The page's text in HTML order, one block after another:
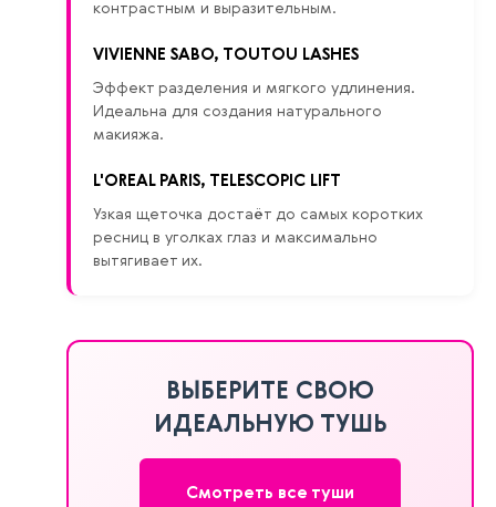
контрастным и выразительным.
VIVIENNE SABO, TOUTOU LASHES
Эффект разделения и мягкого удлинения.
Идеальна для создания натурального
макияжа.
L'OREAL PARIS, TELESCOPIC LIFT
Узкая щеточка достаёт до самых коротких
ресниц в уголках глаз и максимально
вытягивает их.
ВЫБЕРИТЕ СВОЮ
ИДЕАЛЬНУЮ ТУШЬ
Смотреть все туши